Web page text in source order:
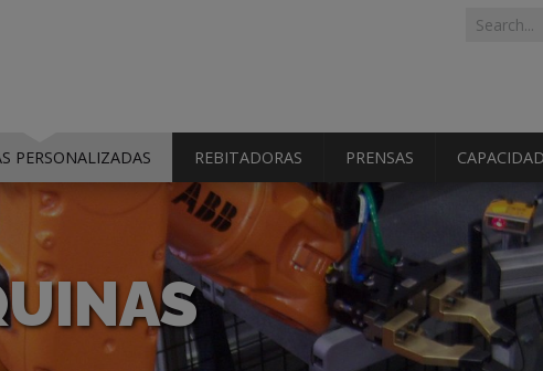
Search
Search
PERSONALIZADAS REBITADORAS PRENSAS